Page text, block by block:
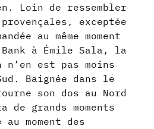
Loin de ressembler
exceptée
au même moment
à Émile Sala, la
n’en est pas moins
Baignée dans le
son dos au Nord
grands moments
moment des